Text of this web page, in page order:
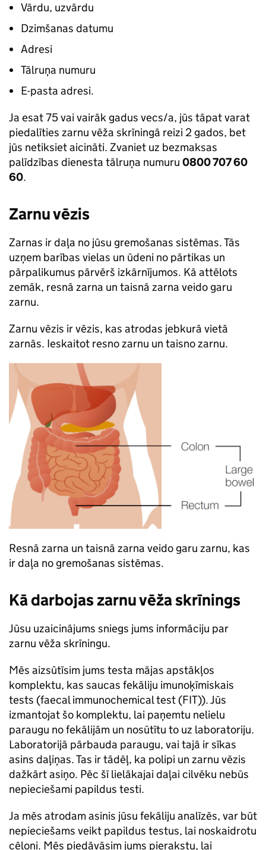
Vārdu, uzvārdu
Dzimšanas datumu
Adresi
Tālruņa numuru
E-pasta adresi.
Ja esat 75 vai vairāk gadus vecs/a, jūs tāpat varat
piedalīties zarnu vēža skrīningā reizi 2 gados, bet
jūs netiksiet aicināti. Zvaniet uz bezmaksas
palīdzības dienesta tālruņa numuru 0800 707 60
60.
Zarnu vēzis
Zarnas ir daļa no jūsu gremošanas sistēmas. Tās
uzņem barības vielas un ūdeni no pārtikas un
pārpalikumus pārvērš izkārnījumos. Kā attēlots
zemāk, resnā zarna un taisnā zarna veido garu
zarnu.
Zarnu vēzis ir vēzis, kas atrodas jebkurā vietā
zarnās. Ieskaitot resno zarnu un taisno zarnu.
Resnā zarna un taisnā zarna veido garu zarnu, kas
ir daļa no gremošanas sistēmas.
Kā darbojas zarnu vēža skrīnings
Jūsu uzaicinājums sniegs jums informāciju par
zarnu vēža skrīningu.
Mēs aizsūtīsim jums testa mājas apstākļos
komplektu, kas saucas fekāliju imunoķīmiskais
tests (faecal immunochemical test (FIT)). Jūs
izmantojat šo komplektu, lai paņemtu nelielu
paraugu no fekālijām un nosūtītu to uz laboratoriju.
Laboratorijā pārbauda paraugu, vai tajā ir sīkas
asins daļiņas. Tas ir tādēļ, ka polipi un zarnu vēzis
dažkārt asiņo. Pēc šī lielākajai daļai cilvēku nebūs
nepieciešami papildus testi.
Ja mēs atrodam asinis jūsu fekāliju analīzēs, var būt
nepieciešams veikt papildus testus, lai noskaidrotu
cēloni. Mēs piedāvāsim jums pierakstu, lai